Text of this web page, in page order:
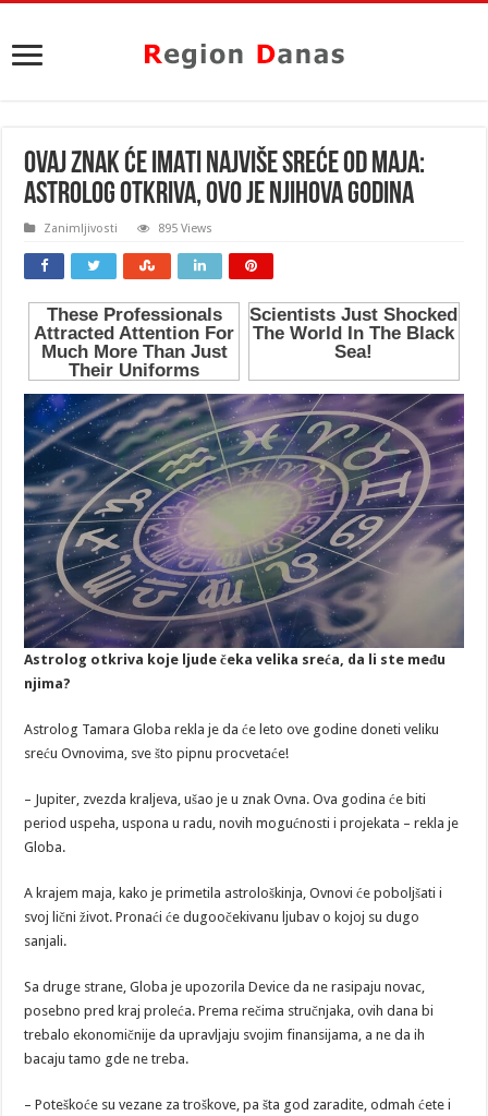
OVAJ ZNAK ĆE IMATI NAJVIŠE SREĆE OD MAJA:
Astrolog otkriva, OVO je njihova GODINA
Zanimljivosti 895 Views
Astrolog otkriva koje ljude čeka velika sreća, da li ste među
njima?
Astrolog Tamara Globa rekla je da će leto ove godine doneti veliku
sreću Ovnovima, sve što pipnu procvetaće!
– Jupiter, zvezda kraljeva, ušao je u znak Ovna. Ova godina će biti
period uspeha, uspona u radu, novih mogućnosti i projekata – rekla je
Globa.
A krajem maja, kako je primetila astrološkinja, Ovnovi će poboljšati i
svoj lični život. Pronaći će dugoočekivanu ljubav o kojoj su dugo
sanjali.
Sa druge strane, Globa je upozorila Device da ne rasipaju novac,
posebno pred kraj proleća. Prema rečima stručnjaka, ovih dana bi
trebalo ekonomičnije da upravljaju svojim finansijama, a ne da ih
bacaju tamo gde ne treba.
– Poteškoće su vezane za troškove, pa šta god zaradite, odmah ćete i